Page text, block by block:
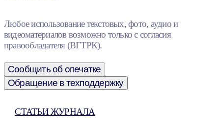
Любое использование текстовых, фото, аудио и
видеоматериалов возможно только с согласия
правообладателя (ВГТРК).
Сообщить об опечатке
Обращение в техподдержку
СТАТЬИ ЖУРНАЛА